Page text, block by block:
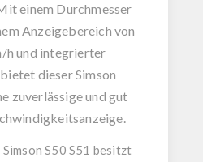
einem Durchmesser
Anzeigebereich von
h und integrierter
dieserSimson
zuverlässige und gut
S50 S51 besitzt